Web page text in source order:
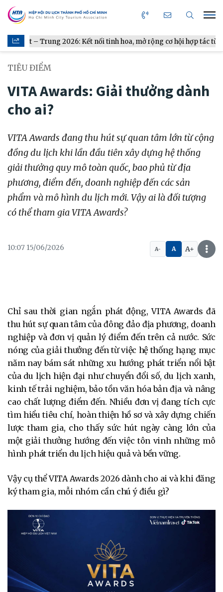
2026: Kết nối tinh hoa, mở rộng cơ hội hợp tác từ gian bếp
TIÊU ĐIỂM
VITA Awards: Giải thưởng dành
cho ai?
VITA Awards đang thu hút sự quan tâm lớn từ cộng
đồng du lịch khi lần đầu tiên xây dựng hệ thống
giải thưởng quy mô toàn quốc, bao phủ từ địa
phương, điểm đến, doanh nghiệp đến các sản
phẩm và mô hình du lịch mới. Vậy ai là đối tượng
có thể tham gia VITA Awards?
10:07 15/06/2026 A- A A+
Chỉ sau thời gian ngắn phát động, VITA Awards đã
thu hút sự quan tâm của đông đảo địa phương, doanh
nghiệp và đơn vị quản lý điểm đến trên cả nước. Sức
nóng của giải thưởng đến từ việc hệ thống hạng mục
năm nay bám sát những xu hướng phát triển nổi bật
của du lịch hiện đại như chuyển đổi số, du lịch xanh,
kinh tế trải nghiệm, bảo tồn văn hóa bản địa và nâng
cao chất lượng điểm đến. Nhiều đơn vị đang tích cực
tìm hiểu tiêu chí, hoàn thiện hồ sơ và xây dựng chiến
lược tham gia, cho thấy sức hút ngày càng lớn của
một giải thưởng hướng đến việc tôn vinh những mô
hình phát triển du lịch hiệu quả và bền vững.
Vậy cụ thể VITA Awards 2026 dành cho ai và khi đăng
ký tham gia, mỗi nhóm cần chú ý điều gì?